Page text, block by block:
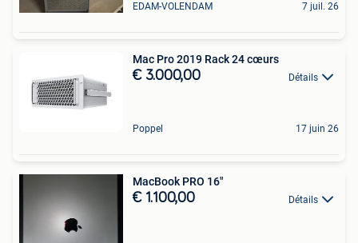
EDAM-VOLENDAM 7 juil. 26
Mac Pro 2019 Rack 24 cœurs
€ 3.000,00 Détails
Poppel 17 juin 26
MacBook PRO 16"
€ 1.100,00 Détails